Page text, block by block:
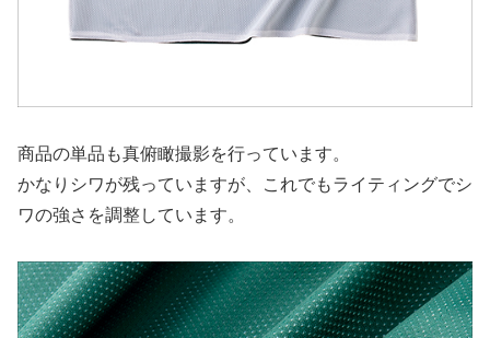
商品の単品も真俯瞰撮影を行っています。
かなりシワが残っていますが、これでもライティングでシ
ワの強さを調整しています。